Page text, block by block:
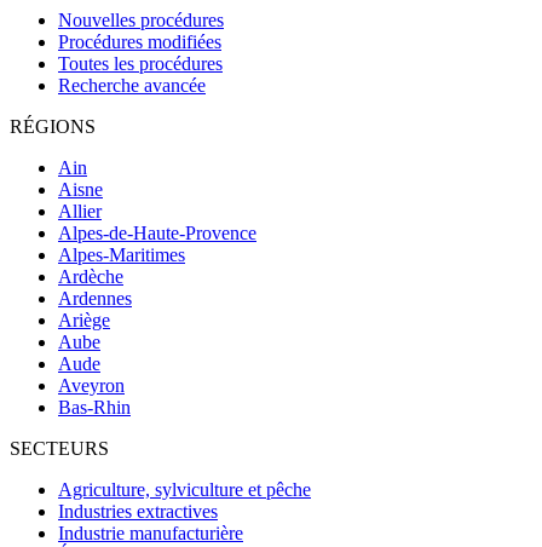
Nouvelles procédures
Procédures modifiées
Toutes les procédures
Recherche avancée
RÉGIONS
Ain
Aisne
Allier
Alpes-de-Haute-Provence
Alpes-Maritimes
Ardèche
Ardennes
Ariège
Aube
Aude
Aveyron
Bas-Rhin
SECTEURS
Agriculture, sylviculture et pêche
Industries extractives
Industrie manufacturière